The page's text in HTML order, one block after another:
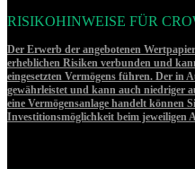
RISIKOHINWEISE FÜR
Der Erwerb der angebotenen
erheblichen Risiken verbunden und
eingesetzten Vermögens führen. Der in
gewährleistet und kann auch niedriger
eine Vermögensanlage handelt können
Investitionsmöglichkeit beim jeweiligen